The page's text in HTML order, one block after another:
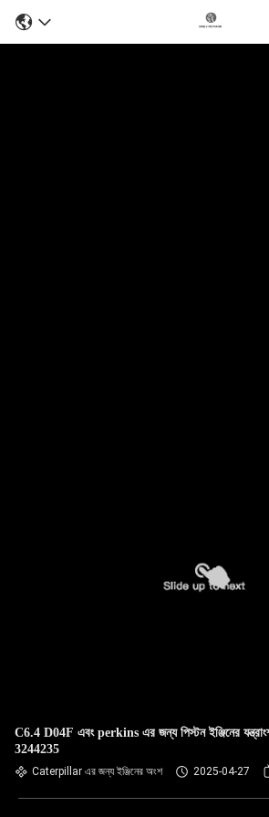
C6.4 D04F এবং perkins এর জন্য পিস্টন ইঞ্জিনের যন্ত্রাংশ 324-4235
3244235
Caterpillar এর জন্য ইঞ্জিনের অংশ 2025-04-27